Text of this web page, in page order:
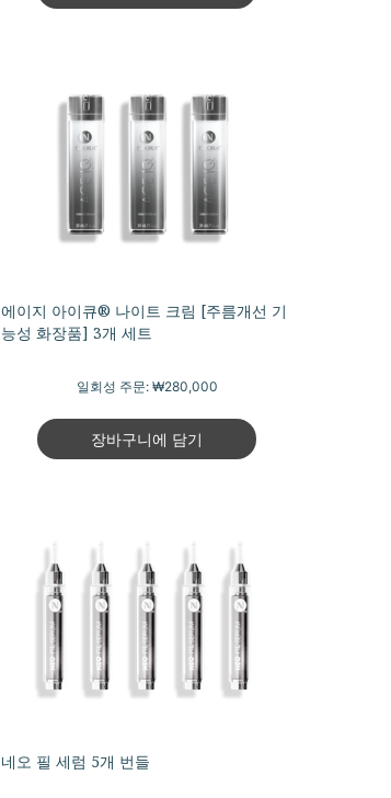
에이지 아이큐® 나이트 크림 [주름개선 기
능성 화장품] 3개 세트
일회성 주문: ₩280,000
장바구니에 담기
네오 필 세럼 5개 번들